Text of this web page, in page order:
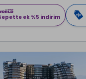
ek %5 indirim